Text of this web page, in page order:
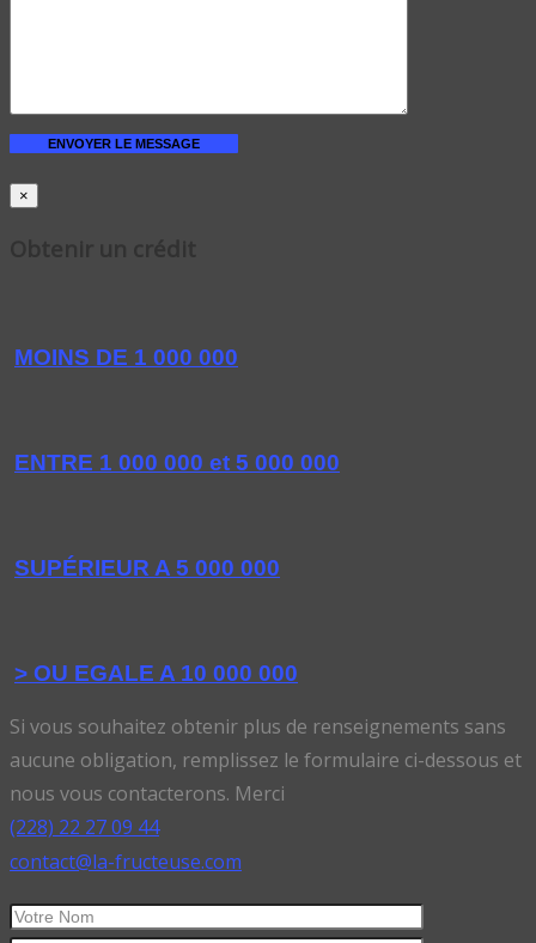
×
MOINS DE 1 000 000
ENTRE 1 000 000 et 5 000 000
SUPÉRIEUR A 5 000 000
> OU EGALE A 10 000 000
Si vous souhaitez obtenir plus de renseignements sans
aucune obligation, remplissez le formulaire ci-dessous et
nous vous contacterons. Merci
(228) 22 27 09 44
contact@la-fructeuse.com